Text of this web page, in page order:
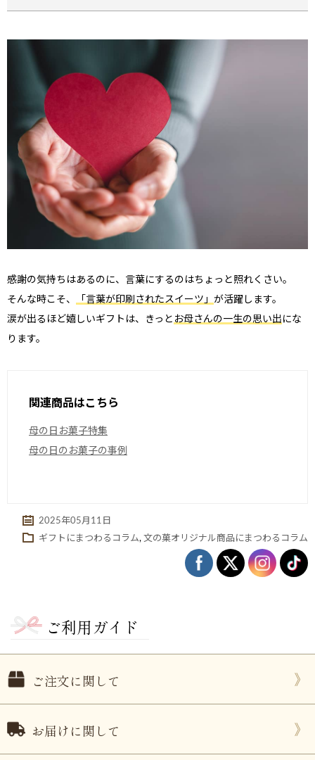
感謝の気持ちはあるのに、言葉にするのはちょっと照れくさい。
そんな時こそ、
「言葉が印刷されたスイーツ」 が活躍します。
涙が出るほど嬉しいギフトは、きっと お母さんの一生の思い出 にな
ります。
関連商品はこちら
母の日お菓子特集
母の日のお菓子の事例
2025年05月11日
ギフトにまつわるコラム, 文の菓オリジナル商品にまつわるコラム
ご利用ガイド
ご注文に関して
お届けに関して